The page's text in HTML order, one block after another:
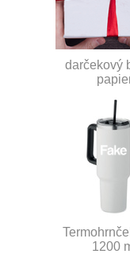
darčekový
1200